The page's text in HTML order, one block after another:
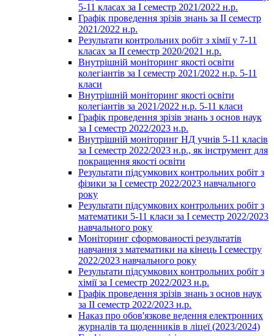
5-11 класах за І семестр 2021/2022 н.р.
Графік проведення зрізів знань за ІІ семестр
2021/2022 н.р.
Результати контрольних робіт з хімії у 7-11
класах за ІІ семестр 2020/2021 н.р.
Внутрішній моніторинг якості освіти
колегіантів за І семестр 2021/2022 н.р. 5-11
класи
Внутрішній моніторинг якості освіти
колегіантів за 2021/2022 н.р. 5-11 класи
Графік проведення зрізів знань з основ наук
за І семестр 2022/2023 н.р.
Внутрішній моніторинг НД учнів 5-11 класів
за І семестр 2022/2023 н.р., як інструмент для
покращення якості освіти
Результати підсумкових контрольних робіт з
фізики за І семестр 2022/2023 навчального
року
Результати підсумкових контрольних робіт з
математики 5-11 класи за І семестр 2022/2023
навчального року
Моніторинг сформованості результатів
навчання з математики на кінець І семестру
2022/2023 навчального року
Результати підсумкових контрольних робіт з
хімії за І семестр 2022/2023 н.р.
Графік проведення зрізів знань з основ наук
за ІІ семестр 2022/2023 н.р.
Наказ про обов'язкове ведення електронних
журналів та щоденників в ліцеї (2023/2024)